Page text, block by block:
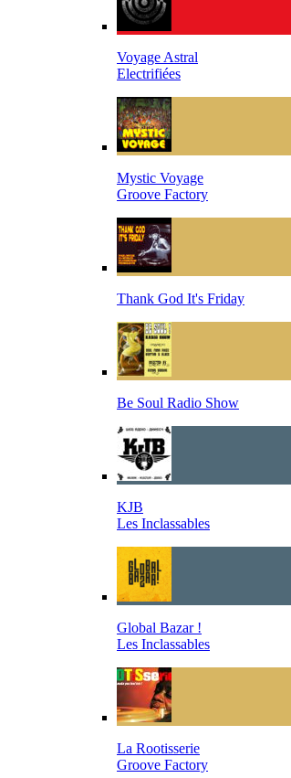
Voyage Astral
Electrifiées
Mystic Voyage
Groove Factory
Thank God It's Friday
Be Soul Radio Show
KJB
Les Inclassables
Global Bazar !
Les Inclassables
La Rootisserie
Groove Factory